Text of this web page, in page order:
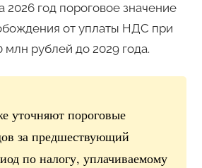
2026 год пороговое значение
от уплаты НДС при
рублей до 2029 года.
уточняют пороговые
за предшествующий
по налогу, уплачиваемому